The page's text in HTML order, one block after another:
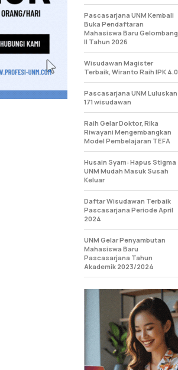
Pascasarjana UNM Kembali
Buka Pendaftaran
Mahasiswa Baru Gelombang
II Tahun 2026
Wisudawan Magister
Terbaik, Wiranto Raih IPK 4.0
Pascasarjana UNM Luluskan
171 wisudawan
Raih Gelar Doktor, Rika
Riwayani Mengembangkan
Model Pembelajaran TEFA
Husain Syam: Hapus Stigma
UNM Mudah Masuk Susah
Keluar
Daftar Wisudawan Terbaik
Pascasarjana Periode April
2024
UNM Gelar Penyambutan
Mahasiswa Baru
Pascasarjana Tahun
Akademik 2023/2024